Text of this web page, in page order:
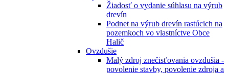
Žiadosť o vydanie súhlasu na výrub
drevín
Podnet na výrub drevín rastúcich na
pozemkoch vo vlastníctve Obce
Halič
Ovzdušie
Malý zdroj znečisťovania ovzdušia -
povolenie stavby, povolenie zdroja a